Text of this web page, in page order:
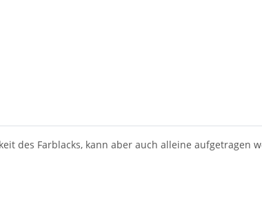
des Farblacks, kann aber auch alleine aufgetragen